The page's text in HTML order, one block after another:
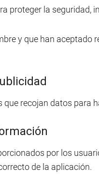
proteger la seguridad,
y que han aceptado
recojan datos para
por los
de la aplicación.